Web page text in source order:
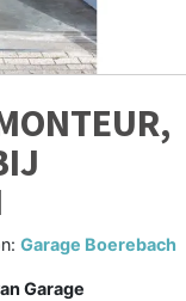
Garage Boerebach
Garage